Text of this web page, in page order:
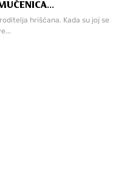
hrišćana. Kada su joj se